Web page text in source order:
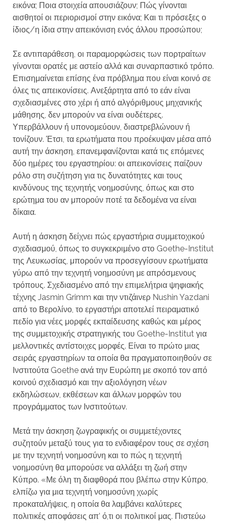
εικόνα; Ποια στοιχεία απουσιάζουν; Πώς γίνονται
αισθητοί οι περιορισμοί στην εικόνα; Και τι πρόσεξες ο
ίδιος/η ίδια στην απεικόνιση ενός άλλου προσώπου;
Σε αντιπαράθεση, οι παραμορφώσεις των πορτραίτων
γίνονται ορατές με αστείο αλλά και συναρπαστικό τρόπο.
Επισημαίνεται επίσης ένα πρόβλημα που είναι κοινό σε
όλες τις απεικονίσεις. Ανεξάρτητα από το εάν είναι
σχεδιασμένες στο χέρι ή από αλγόριθμους μηχανικής
μάθησης, δεν μπορούν να είναι ουδέτερες.
Υπερβάλλουν ή υπονομεύουν, διαστρεβλώνουν ή
τονίζουν. Έτσι, τα ερωτήματα που προέκυψαν μέσα από
αυτή την άσκηση, επανεμφανίζονται κατά τις επόμενες
δύο ημέρες του εργαστηρίου: οι απεικονίσεις παίζουν
ρόλο στη συζήτηση για τις δυνατότητες και τους
κινδύνους της τεχνητής νοημοσύνης, όπως και στο
ερώτημα του αν μπορούν ποτέ τα δεδομένα να είναι
δίκαια.
Αυτή η άσκηση δείχνει πώς εργαστήρια συμμετοχικού
σχεδιασμού, όπως το συγκεκριμένο στο Goethe-Institut
της Λευκωσίας, μπορούν να προσεγγίσουν ερωτήματα
γύρω από την τεχνητή νοημοσύνη με απρόσμενους
τρόπους. Σχεδιασμένο από την επιμελήτρια ψηφιακής
τέχνης Jasmin Grimm και την ντιζάινερ Nushin Yazdani
από το Βερολίνο, το εργαστήρι αποτελεί πειραματικό
πεδίο για νέες μορφές εκπαίδευσης καθώς και μέρος
της συμμετοχικής στρατηγικής του Goethe-Institut για
μελλοντικές αντίστοιχες μορφές. Είναι το πρώτο μιας
σειράς εργαστηρίων τα οποία θα πραγματοποιηθούν σε
Ινστιτούτα Goethe ανά την Ευρώπη με σκοπό τον από
κοινού σχεδιασμό και την αξιολόγηση νέων
εκδηλώσεων, εκθέσεων και άλλων μορφών του
προγράμματος των Ινστιτούτων.
Μετά την άσκηση ζωγραφικής οι συμμετέχοντες
συζητούν μεταξύ τους για το ενδιαφέρον τους σε σχέση
με την τεχνητή νοημοσύνη και το πώς η τεχνητή
νοημοσύνη θα μπορούσε να αλλάξει τη ζωή στην
Κύπρο. «Με όλη τη διαφθορά που βλέπω στην Κύπρο,
ελπίζω για μια τεχνητή νοημοσύνη χωρίς
προκαταλήψεις, η οποία θα λαμβάνει καλύτερες
πολιτικές αποφάσεις απ’ ό,τι οι πολιτικοί μας. Πιστεύω